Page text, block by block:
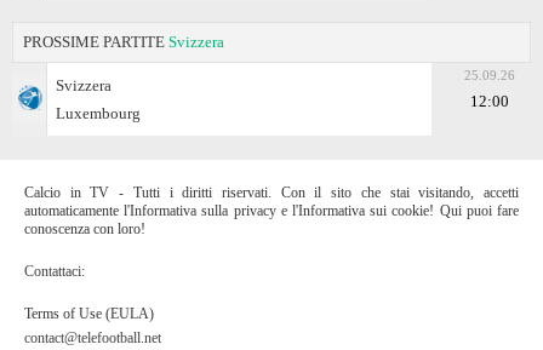
PROSSIME PARTITE Svizzera
Svizzera
Luxembourg
25.09.26
12:00
Calcio in TV - Tutti i diritti riservati. Con il sito che stai visitando, accetti
automaticamente l'Informativa sulla privacy e l'Informativa sui cookie! Qui puoi fare
conoscenza con loro!
Contattaci:
Terms of Use (EULA)
contact@telefootball.net